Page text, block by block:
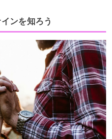
ンを知ろう